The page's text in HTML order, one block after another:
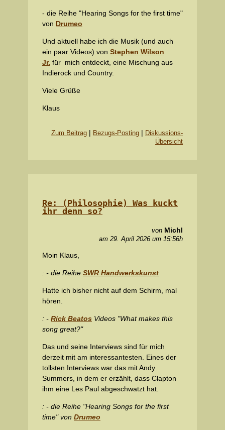
- die Reihe "Hearing Songs for the first time"
von Drumeo
Und aktuell habe ich die Musik (und auch
ein paar Videos) von Stephen Wilson
Jr. für mich entdeckt, eine Mischung aus
Indierock und Country.
Viele Grüße
Klaus
Zum Beitrag | Bezugs-Posting | Diskussions-
Übersicht
Re: (Philosophie) Was kuckt
ihr denn so?
von Michl
am 29. April 2026 um 15:56h
Moin Klaus,
: - die Reihe SWR Handwerkskunst
Hatte ich bisher nicht auf dem Schirm, mal
hören.
: - Rick Beatos Videos "What makes this
song great?"
Das und seine Interviews sind für mich
derzeit mit am interessantesten. Eines der
tollsten Interviews war das mit Andy
Summers, in dem er erzählt, dass Clapton
ihm eine Les Paul abgeschwatzt hat.
: - die Reihe "Hearing Songs for the first
time" von Drumeo